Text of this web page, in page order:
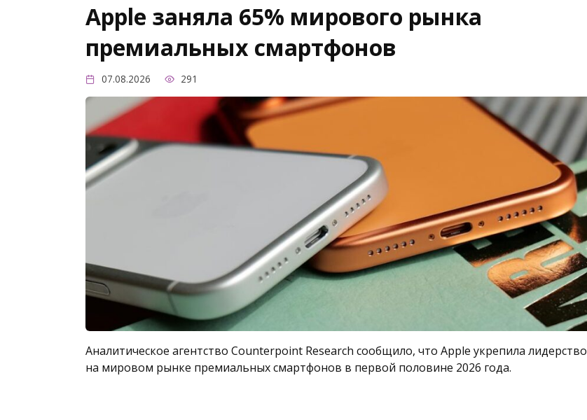
Apple заняла 65% мирового рынка
премиальных смартфонов
07.08.2026 291
Аналитическое агентство Counterpoint Research сообщило, что Apple укрепила лидерство
на мировом рынке премиальных смартфонов в первой половине 2026 года.